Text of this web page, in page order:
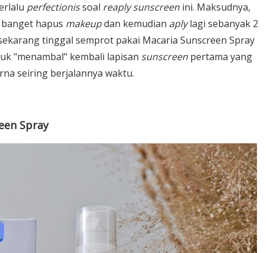
perfectionissoal reaply sunscreen ini. Maksudnya,
hapus makeupdan kemudian aplylagi sebanyak 2
tinggal semprot pakai Macaria Sunscreen Spray
"menambal" kembali lapisan sunscreen pertama yang
seiring berjalannya waktu.
Spray